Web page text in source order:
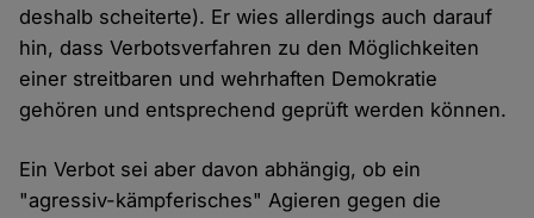
deshalb scheiterte). Er wies allerdings auch darauf
hin, dass Verbotsverfahren zu den Möglichkeiten
einer streitbaren und wehrhaften Demokratie
gehören und entsprechend geprüft werden können.
Ein Verbot sei aber davon abhängig, ob ein
"agressiv-kämpferisches" Agieren gegen die